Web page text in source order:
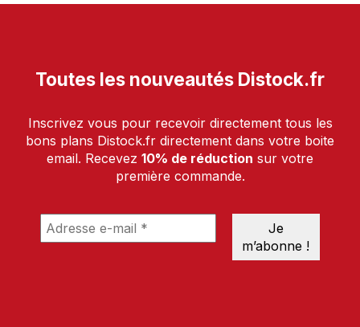
Toutes les nouveautés Distock.fr
Inscrivez vous pour recevoir directement tous les
bons plans Distock.fr directement dans votre boite
email. Recevez 10% de réduction sur votre
première commande.